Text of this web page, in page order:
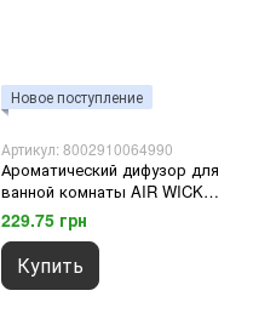
Новое поступление
Артикул: 8002910064990
Ароматический дифузор для
ванной комнаты AIR WICK
deod bagno sfera magnolia 75
мл.
229.75 грн
Купить